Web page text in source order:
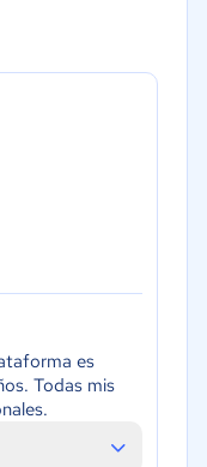
es
Todas mis